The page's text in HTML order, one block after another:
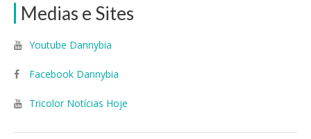
Medias e Sites
Youtube Dannybia
Facebook Dannybia
Tricolor Notícias Hoje